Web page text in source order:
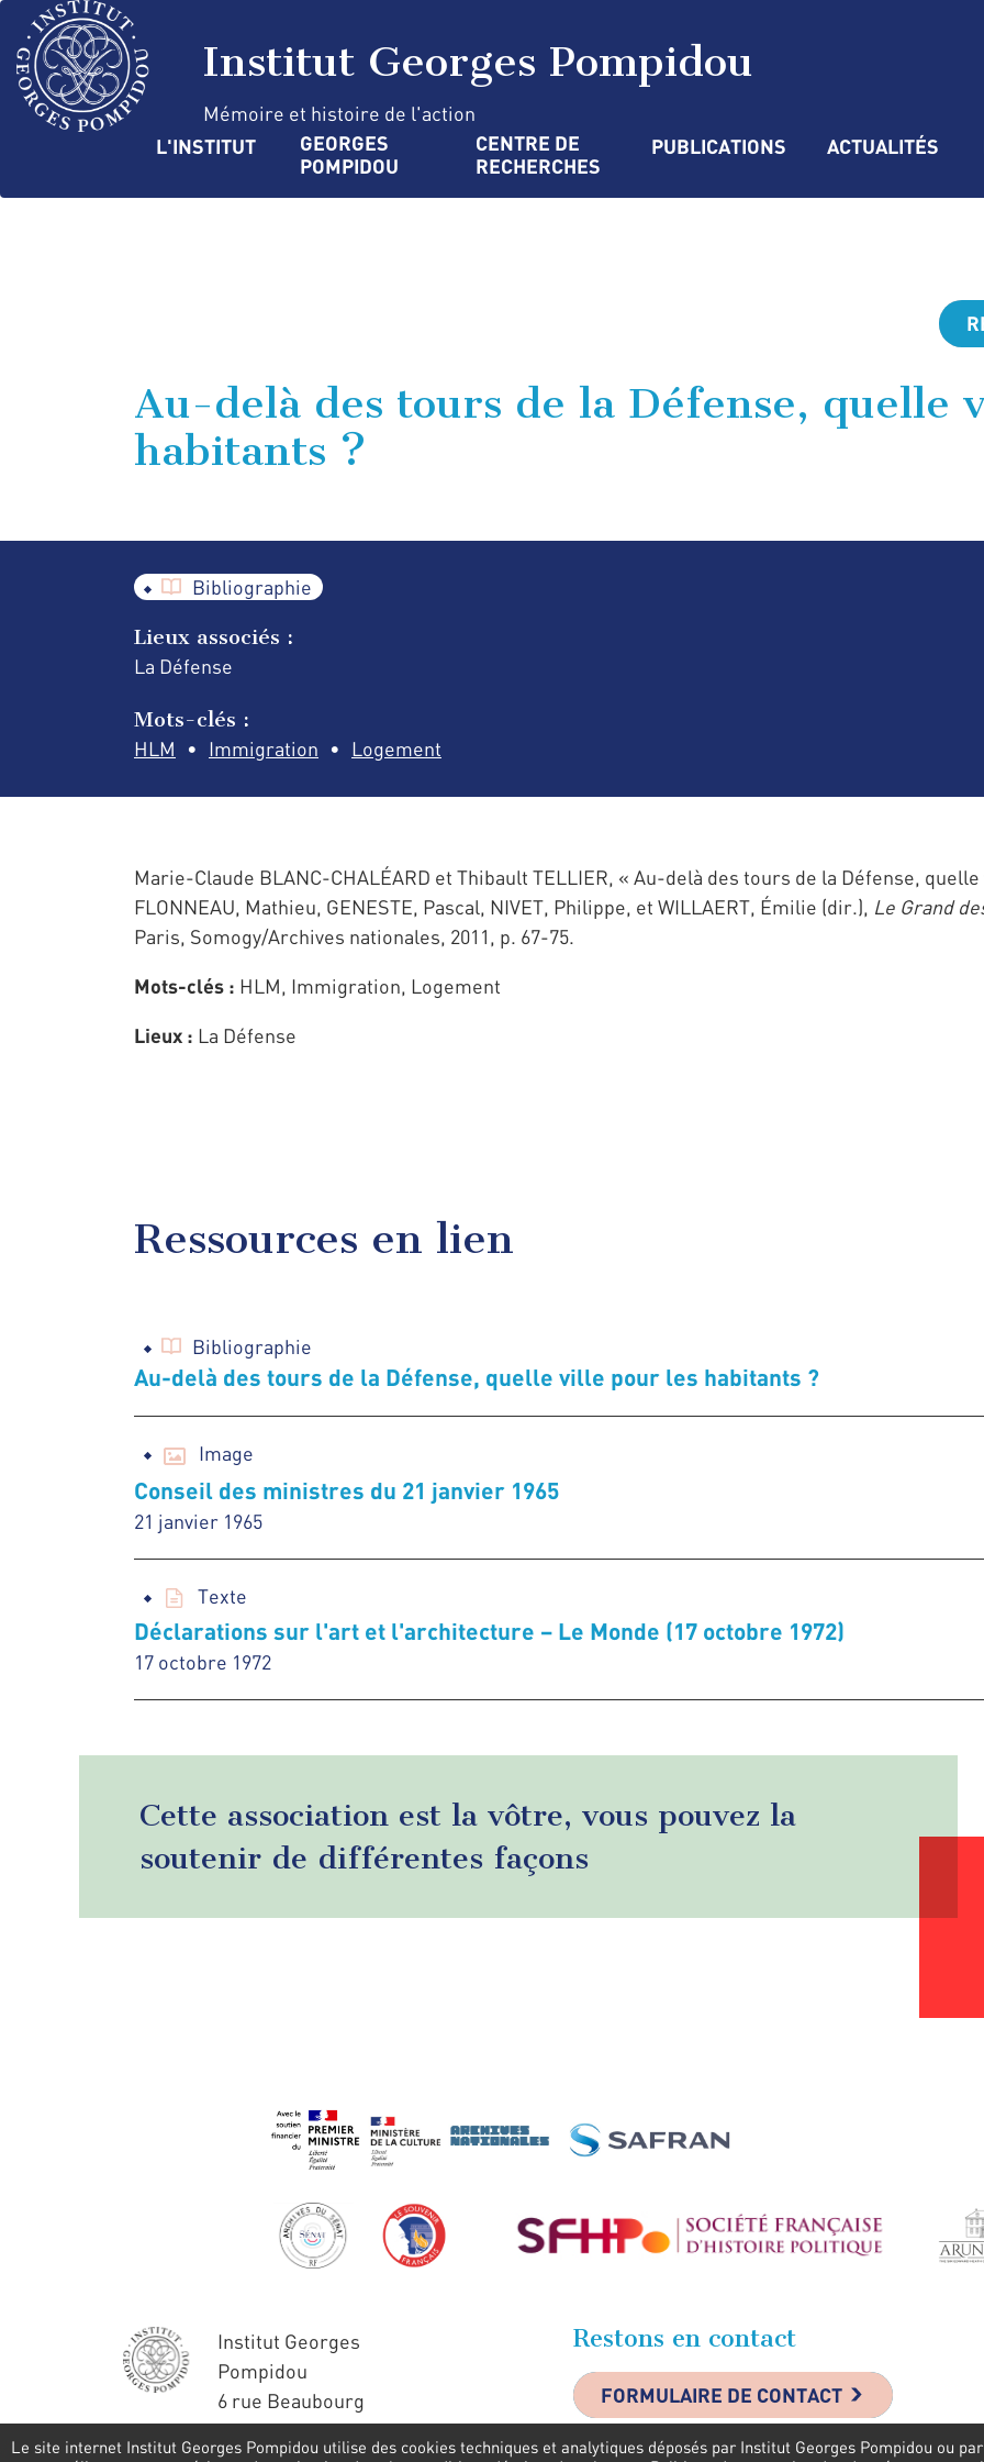
Aller
au
contenu
principal
Institut Georges Pompidou
Mémoire et histoire de l'action
Navigation
L'INSTITUT
GEORGES
POMPIDOU
CENTRE DE
RECHERCHES
PUBLICATIONS ACTUALITÉS
Au-delà des tours de la Défense, quelle
habitants ?
Bibliographie
Lieux associés :
La Défense
Mots-clés :
HLM Immigration Logement
Marie-Claude BLANC-CHALÉARD et Thibault TELLIER, « Au-delà des tours de la Défense,
FLONNEAU, Mathieu, GENESTE, Pascal, NIVET, Philippe, et WILLAERT, Émilie (dir.), Le Grand
Paris, Somogy/Archives nationales, 2011, p. 67-75.
Mots-clés : HLM, Immigration, Logement
Lieux : La Défense
Ressources en lien
Bibliographie
Au-delà des tours de la Défense, quelle ville pour les habitants ?
Image
Conseil des ministres du 21 janvier 1965
21 janvier 1965
Texte
Déclarations sur l'art et l'architecture – Le Monde (17 octobre 1972)
17 octobre 1972
Cette association est la vôtre, vous pouvez la
soutenir de différentes façons
Institut Georges
Pompidou
6 rue Beaubourg
75004 Paris
Restons en contact
FORMULAIRE DE CONTACT
Panneau de gestion des cookies
Le site internet Institut Georges Pompidou utilise des cookies techniques et analytiques déposés par Institut Georges Pompidou ou